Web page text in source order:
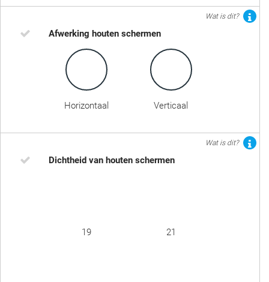
Wat is dit?
Afwerking houten schermen
Horizontaal Verticaal
Wat is dit?
Dichtheid van houten schermen
19 21